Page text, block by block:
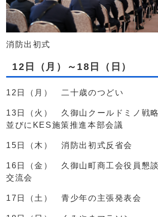
消防出初式
12日（月）～18日（日）
12日（月） 二十歳のつどい
13日（火） 久御山クールドミノ戦
並びにKES施策推進本部会議
15日（木） 消防出初式反省会
16日（金） 久御山町商工会役員懇
交流会
17日（土） 青少年の主張発表会